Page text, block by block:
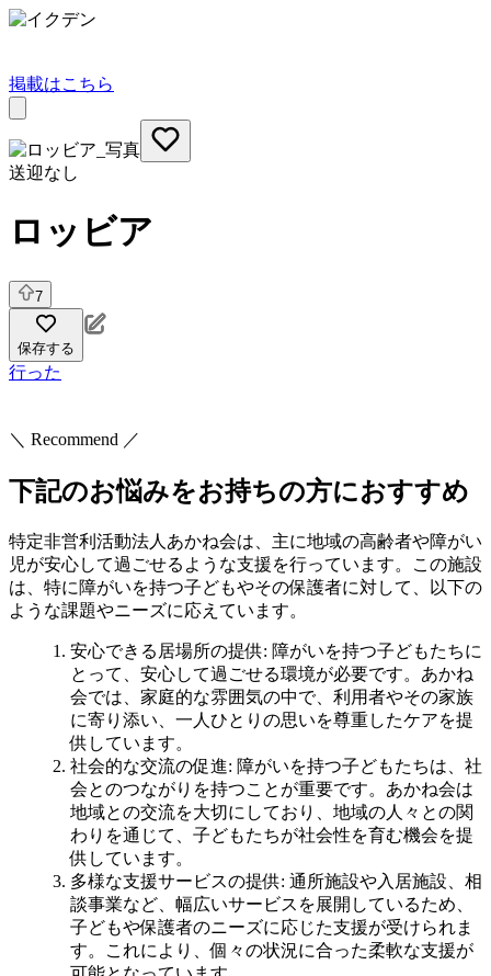
掲載はこちら
送迎なし
ロッビア
7
保存する
行った
＼ Recommend ／
下記のお悩みをお持ちの方におすすめ
特定非営利活動法人あかね会は、主に地域の高齢者や障がい
児が安心して過ごせるような支援を行っています。この施設
は、特に障がいを持つ子どもやその保護者に対して、以下の
ような課題やニーズに応えています。
安心できる居場所の提供: 障がいを持つ子どもたちに
とって、安心して過ごせる環境が必要です。あかね
会では、家庭的な雰囲気の中で、利用者やその家族
に寄り添い、一人ひとりの思いを尊重したケアを提
供しています。
社会的な交流の促進: 障がいを持つ子どもたちは、社
会とのつながりを持つことが重要です。あかね会は
地域との交流を大切にしており、地域の人々との関
わりを通じて、子どもたちが社会性を育む機会を提
供しています。
多様な支援サービスの提供: 通所施設や入居施設、相
談事業など、幅広いサービスを展開しているため、
子どもや保護者のニーズに応じた支援が受けられま
す。これにより、個々の状況に合った柔軟な支援が